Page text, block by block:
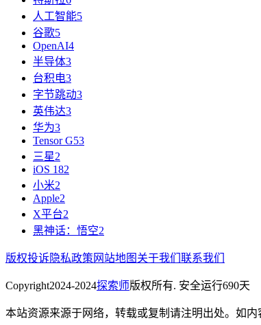
人工智能5
谷歌5
OpenAI4
半导体3
台积电3
字节跳动3
英伟达3
华为3
Tensor G53
三星2
iOS 182
小米2
Apple2
X平台2
黑神话：悟空2
版权投诉隐私政策 网站地图 关于我们 联系我们
Copyright2024-2024探索师版权所有. 安全运行690天
本站资源来源于网络，转载或复制请注明出处。如内